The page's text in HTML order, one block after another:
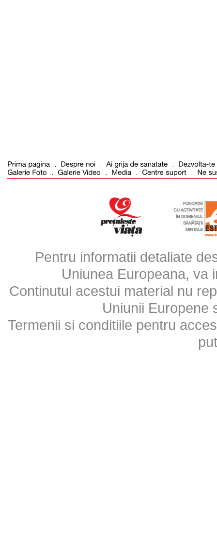
Pentru informatii detaliate
Uniunea Europeana, va
Continutul acestui material nu
Uniunii Europene
Termenii si conditiile pentru